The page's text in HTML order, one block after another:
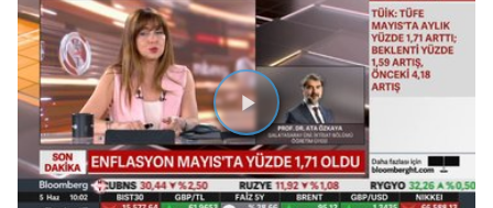
Videoyu
Oynat